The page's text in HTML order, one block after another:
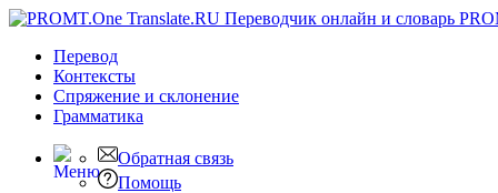
Перевод
Контексты
Спряжение и склонение
Грамматика
Обратная связь
Помощь